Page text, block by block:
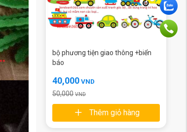
bộ phương tiện giao thông +biển
báo
40,000VND
50,000 VND
Thêm giỏ hàng